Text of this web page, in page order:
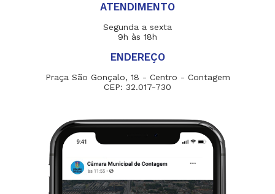
ATENDIMENTO
Segunda a sexta
9h às 18h
ENDEREÇO
Praça São Gonçalo, 18 - Centro - Contagem
CEP: 32.017-730